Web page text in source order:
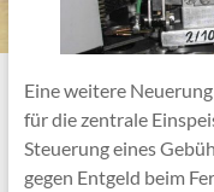
Eine weitere
für die zentrale
Steuerung eines
gegen Entgeld beim